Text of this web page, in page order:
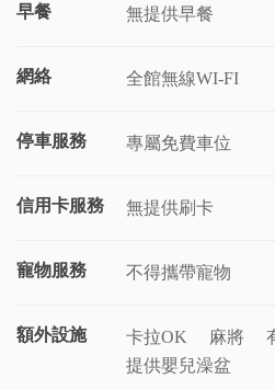
早餐 無提供早餐
網絡 全館無線WI-FI
停車服務 專屬免費車位
信用卡服務 無提供刷卡
寵物服務 不得攜帶寵物
額外設施 卡拉OK 麻將
提供嬰兒澡盆